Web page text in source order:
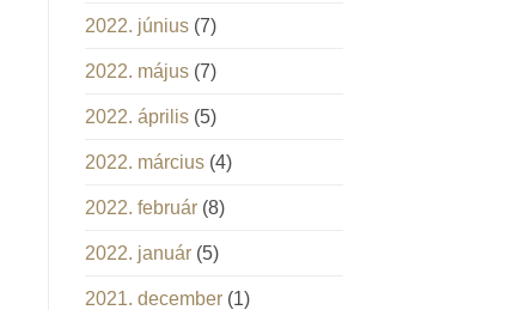
2022. június(7)
2022. május(7)
2022. április(5)
2022. március(4)
2022. február(8)
2022. január(5)
2021. december(1)